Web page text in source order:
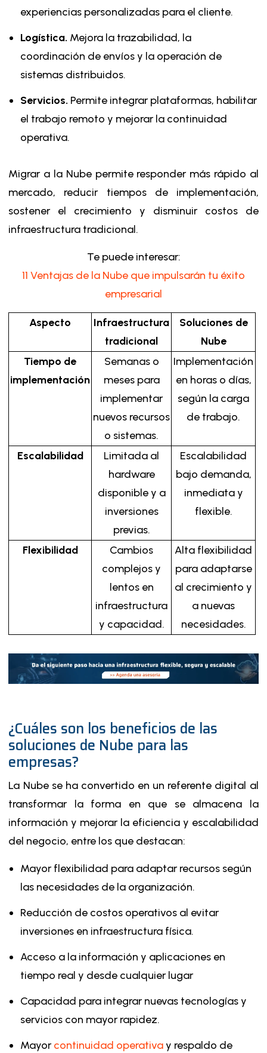
experiencias personalizadas para el cliente.
Logística. Mejora la trazabilidad, la
coordinación de envíos y la operación de
sistemas distribuidos.
Servicios. Permite integrar plataformas, habilitar
el trabajo remoto y mejorar la continuidad
operativa.
Migrar a la Nube permite responder más rápido al
mercado, reducir tiempos de implementación,
sostener el crecimiento y disminuir costos de
infraestructura tradicional.
Te puede interesar:
11 Ventajas de la Nube que impulsarán tu éxito
empresarial
Aspecto
Infraestructura
tradicional
Soluciones de
Nube
Tiempo de
implementación
Semanas o
meses para
implementar
nuevos recursos
o sistemas.
Implementación
en horas o días,
según la carga
de trabajo.
Escalabilidad
Limitada al
hardware
disponible y a
inversiones
previas.
Escalabilidad
bajo demanda,
inmediata y
flexible.
Flexibilidad
Cambios
complejos y
lentos en
infraestructura
y capacidad.
Alta flexibilidad
para adaptarse
al crecimiento y
a nuevas
necesidades.
¿Cuáles son los beneficios de las
soluciones de Nube para las
empresas?
La Nube se ha convertido en un referente digital al
transformar la forma en que se almacena la
información y mejorar la eficiencia y escalabilidad
del negocio, entre los que destacan:
Mayor flexibilidad para adaptar recursos según
las necesidades de la organización.
Reducción de costos operativos al evitar
inversiones en infraestructura física.
Acceso a la información y aplicaciones en
tiempo real y desde cualquier lugar
Capacidad para integrar nuevas tecnologías y
servicios con mayor rapidez.
Mayorcontinuidad operativay respaldo de